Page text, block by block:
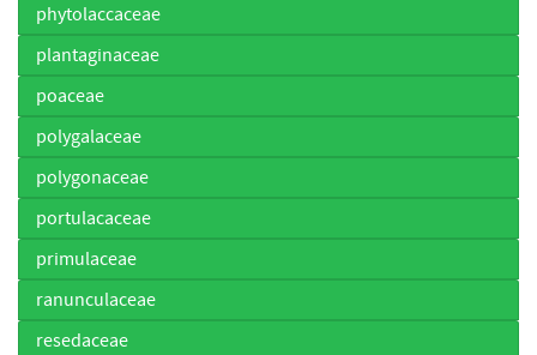
phytolaccaceae
plantaginaceae
poaceae
polygalaceae
polygonaceae
portulacaceae
primulaceae
ranunculaceae
resedaceae